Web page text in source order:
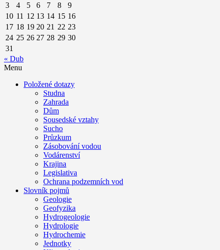
3
4 5 6 7 8
9
10 11 12 13 14 15 16
17 18 19 20 21 22 23
24 25 26 27 28 29 30
31
« Dub
Menu
Položené dotazy
Studna
Zahrada
Dům
Sousedské vztahy
Sucho
Průzkum
Zásobování vodou
Vodárenství
Krajina
Legislativa
Ochrana podzemních vod
Slovník pojmů
Geologie
Geofyzika
Hydrogeologie
Hydrologie
Hydrochemie
Jednotky